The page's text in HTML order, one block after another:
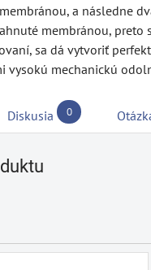
a následne
membránou, preto
sa dá vytvoriť
vysokú mechanickú
Diskusia 0